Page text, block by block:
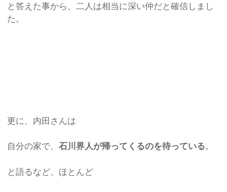
と答えた事から、二人は相当に深い仲だと確信しまし
た。
更に、内田さんは
自分の家で、石川界人が帰ってくるのを待っている。
と語るなど、ほとんど